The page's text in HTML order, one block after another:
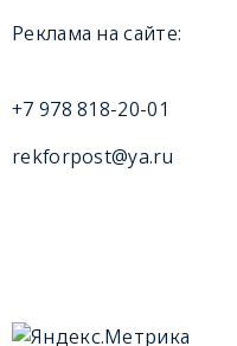
Реклама на сайте:
+7 978 818-20-01
rekforpost@ya.ru